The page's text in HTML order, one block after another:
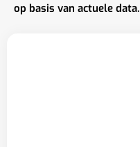
op basis van actuele data.